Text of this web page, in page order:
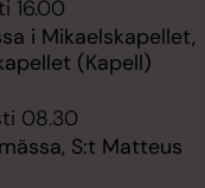
16.00
i Mikaelskapellet,
(Kapell)
08.30
S:t Matteus